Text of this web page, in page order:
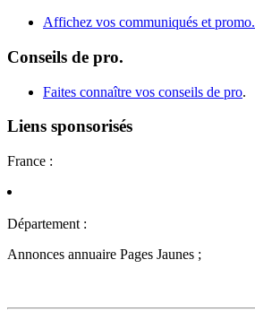
Affichez vos communiqués et promo.
Conseils de pro.
Faites connaître vos conseils de pro.
Liens sponsorisés
France :
Département :
Annonces annuaire Pages Jaunes ;